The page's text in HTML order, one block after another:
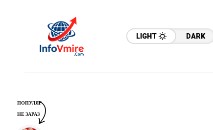
LIGHT DARK
ПОПУЛЯР
НЕ ЗАРАЗ